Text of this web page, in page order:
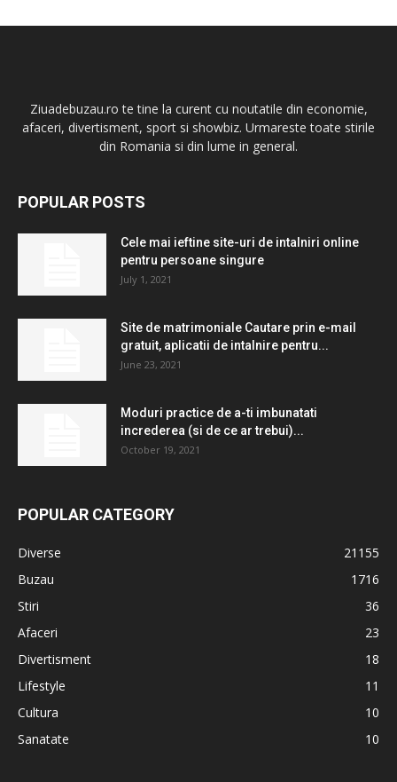
Ziuadebuzau.ro te tine la curent cu noutatile din economie,
afaceri, divertisment, sport si showbiz. Urmareste toate stirile
din Romania si din lume in general.
POPULAR POSTS
Cele mai ieftine site-uri de intalniri online
pentru persoane singure
July 1, 2021
Site de matrimoniale Cautare prin e-mail
gratuit, aplicatii de intalnire pentru...
June 23, 2021
Moduri practice de a-ti imbunatati
increderea (si de ce ar trebui)...
October 19, 2021
POPULAR CATEGORY
Diverse
21155
Buzau
1716
Stiri
36
Afaceri
23
Divertisment
18
Lifestyle
11
Cultura
10
Sanatate
10